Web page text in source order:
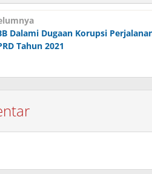
Dalami Dugaan Korupsi
Tahun 2021